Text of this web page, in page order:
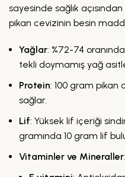
sayesinde sağlık
pikan cevizinin besin
Yağlar: %72-74
tekli doymamış yağ
Protein: 100 gram pikan
sağlar.
Lif: Yüksek lif içeriği
gramında 10 gram lif
Vitaminler ve Mineraller: